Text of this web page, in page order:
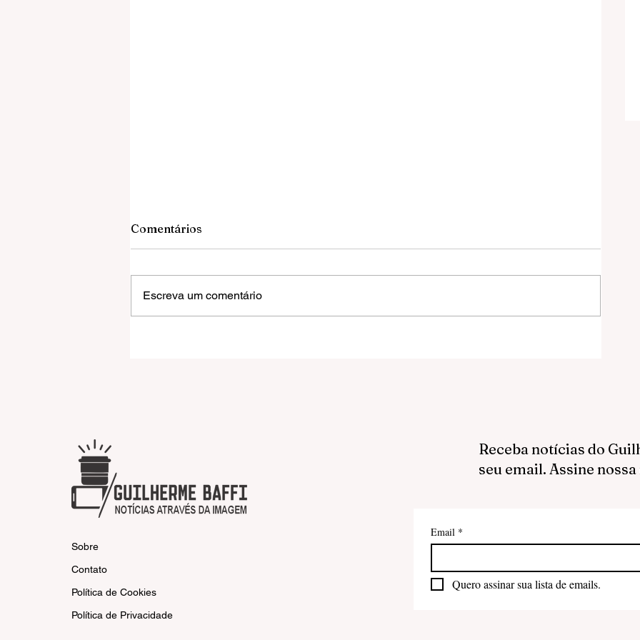
Comentários
Escreva um comentário
Sobre
Contato
Política de Cookies
Política de Privacidade
Receba notícias do
seu email. Assine
Email *
Quero assinar sua lista de emails.